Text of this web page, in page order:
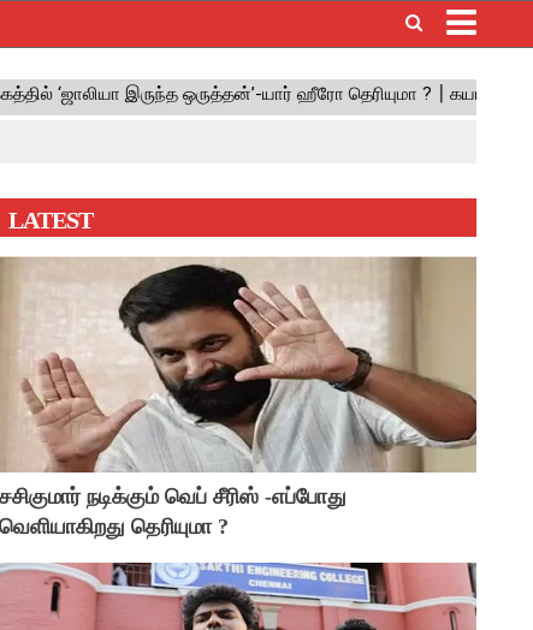
LATEST
சசிகுமார் நடிக்கும் வெப் சீரிஸ் -எப்போது
வெளியாகிறது தெரியுமா ?